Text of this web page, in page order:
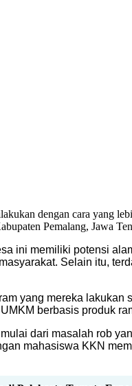
dengan cara yang
Pemalang, Jawa
ini memiliki potensi
Selain itu,
yang mereka
berbasis produk
dari masalah rob
mahasiswa KKN